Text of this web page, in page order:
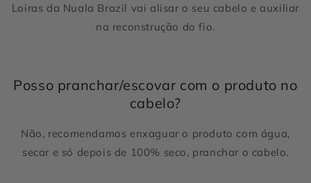
Loiras da Nuala Brazil vai alisar o seu cabelo e auxiliar
na reconstrução do fio.
Posso pranchar/escovar com o produto no
cabelo?
Não, recomendamos enxaguar o produto com água,
secar e só depois de 100% seco, pranchar o cabelo.